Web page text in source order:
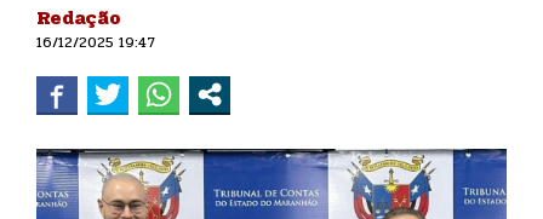
Redação
16/12/2025 19:47